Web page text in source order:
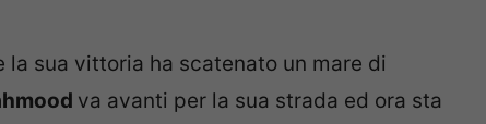
la sua vittoria ha scatenato un mare di
va avanti per la sua strada ed ora sta